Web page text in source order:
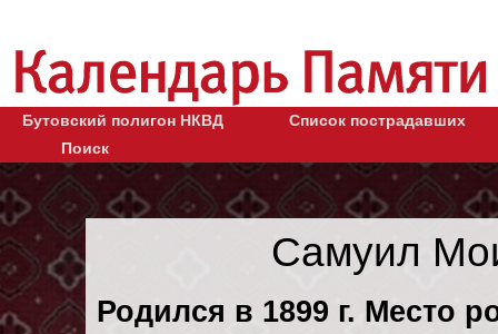
Бутовский полигон НКВД
Список пострадавших
Поиск
Самуил
Родился в 1899 г. Место